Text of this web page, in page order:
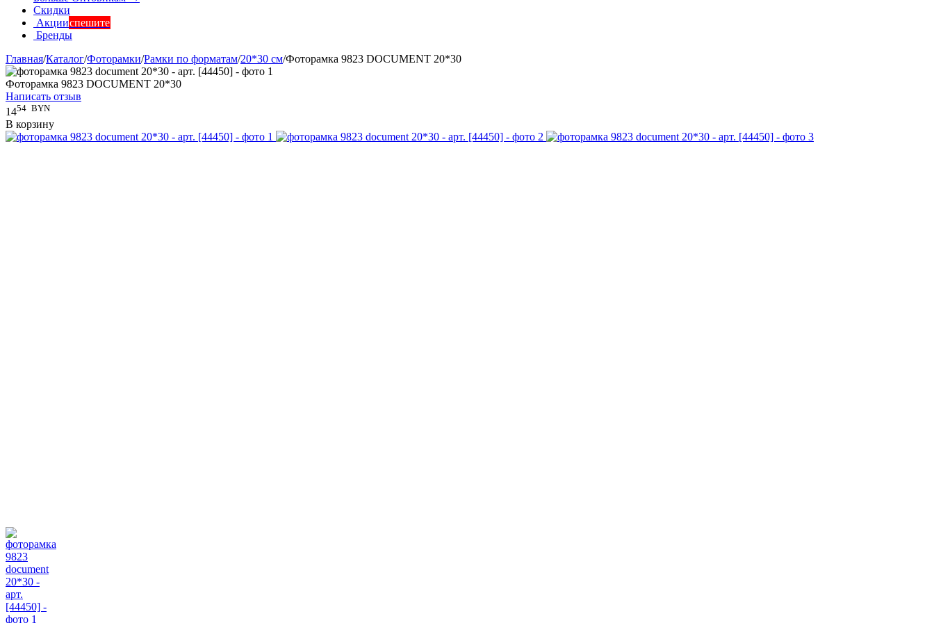
Скидки
Акцииспешите
Бренды
Главная/Каталог/Фоторамки/Рамки по форматам/20*30 см/Фоторамка 9823 DOCUMENT 20*30
Фоторамка 9823 DOCUMENT 20*30
Написать отзыв
1454 BYN
В корзину